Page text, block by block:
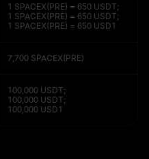
1 SPACEX(PRE) = 650 USDT;
1 SPACEX(PRE) = 650 USDT;
1 SPACEX(PRE) = 650 USD1
7,700 SPACEX(PRE)
100,000 USDT;
100,000 USDT;
100,000 USD1